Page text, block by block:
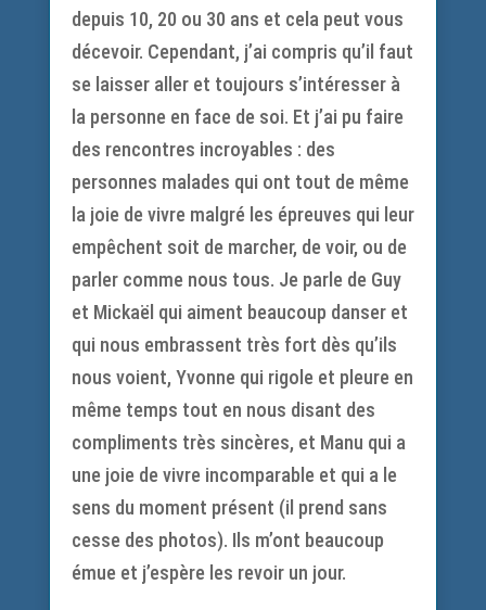
depuis 10, 20 ou 30 ans et cela peut vous
décevoir. Cependant, j’ai compris qu’il faut
se laisser aller et toujours s’intéresser à
la personne en face de soi. Et j’ai pu faire
des rencontres incroyables : des
personnes malades qui ont tout de même
la joie de vivre malgré les épreuves qui leur
empêchent soit de marcher, de voir, ou de
parler comme nous tous. Je parle de Guy
et Mickaël qui aiment beaucoup danser et
qui nous embrassent très fort dès qu’ils
nous voient, Yvonne qui rigole et pleure en
même temps tout en nous disant des
compliments très sincères, et Manu qui a
une joie de vivre incomparable et qui a le
sens du moment présent (il prend sans
cesse des photos). Ils m’ont beaucoup
émue et j’espère les revoir un jour.